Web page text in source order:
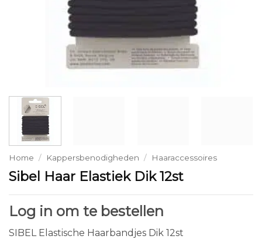
Home / Kappersbenodigheden / Haaraccessoires
Sibel Haar Elastiek Dik 12st
Log in om te bestellen
SIBEL Elastische Haarbandjes Dik 12st